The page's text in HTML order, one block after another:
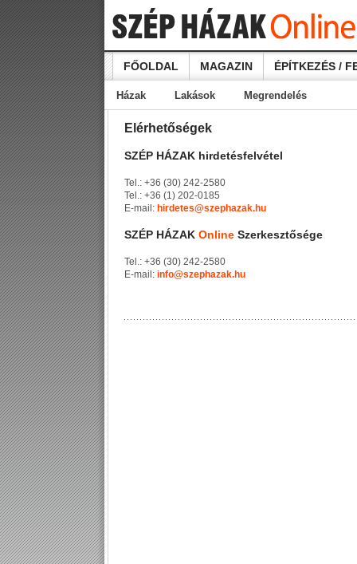
FŐOLDAL MAGAZIN ÉPÍTKEZÉS /
Házak Lakások Megrendelés
Elérhetőségek
SZÉP HÁZAK hirdetésfelvétel
Tel.: +36 (30) 242-2580
Tel.: +36 (1) 202-0185
E-mail: hirdetes@szephazak.hu
SZÉP HÁZAK Online Szerkesztősége
Tel.: +36 (30) 242-2580
E-mail: info@szephazak.hu